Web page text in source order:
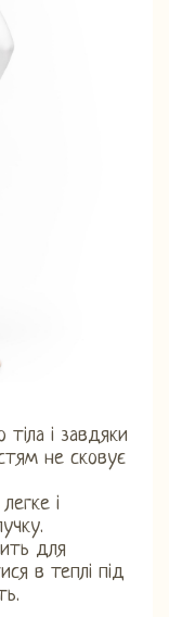
і завдяки
не сковує
і
для
в теплі під